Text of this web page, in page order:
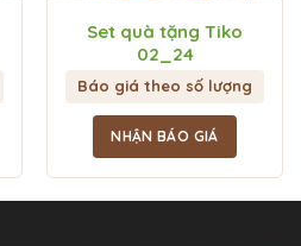
Set quà tặng Tiko
02_24
Báo giá theo số lượng
NHẬN BÁO GIÁ